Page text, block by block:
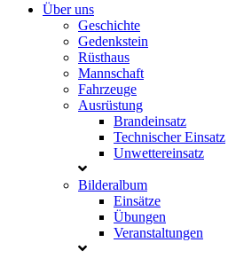
Über uns
Geschichte
Gedenkstein
Rüsthaus
Mannschaft
Fahrzeuge
Ausrüstung
Brandeinsatz
Technischer Einsatz
Unwettereinsatz
Bilderalbum
Einsätze
Übungen
Veranstaltungen